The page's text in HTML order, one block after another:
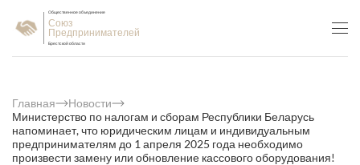
Общественное объединение
Союз
Предпринимателей
Брестской области
Главная
Новости
Министерство по налогам и сборам Республики Беларусь
напоминает, что юридическим лицам и индивидуальным
предпринимателям до 1 апреля 2025 года необходимо
произвести замену или обновление кассового оборудования!